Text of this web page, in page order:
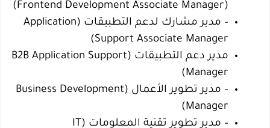
(Frontend Development Associate Manager)
– مدير مشارك لدعم التطبيقات (Application
Support Associate Manager)
مدير دعم التطبيقات (B2B Application Support
Manager)
– مدير تطوير الأعمال (Business Development
Manager)
– مدير تطوير تقنية المعلومات (IT